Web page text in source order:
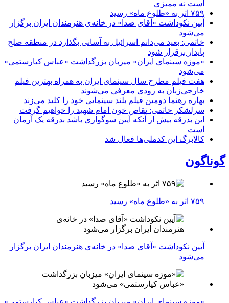
است نه ممیزی
۷۵۹ اثر به «طلوع ماه» رسید
آیین نکوداشت «آقای صدا» در خانه‌ی هنرمندان ایران برگزار
می‌شود
خاتمی: بعید می‌دانم اسرائیل به آسانی بگذارد در منطقه صلح
پایدار برقرار شود
«موزه سینمای ایران» میزبان بزرگداشت «عباس کیارستمی»
می‌شود
هفت فیلم مطرح سال سینمای ایران به همراه بهترین فیلم
خارجی‌زبان به زودی معرفی می‌شوند
بهاره رهنما دومین فیلم بلند سینمایی خود را کلید می‌زند
سرلشکر حاتمی: تقاص خون امام شهید را خواهیم گرفت
این بدرقه بیش از آنکه آیین سوگواری باشد بدرقه یک آرمان
است
کالابرگ این کدملی‌ها فعال شد
گوناگون
۷۵۹ اثر به «طلوع ماه» رسید
آیین نکوداشت «آقای صدا» در خانه‌ی هنرمندان ایران برگزار
می‌شود